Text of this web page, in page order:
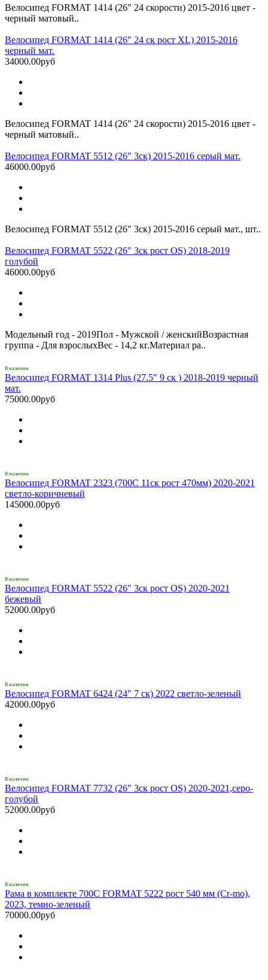
Велосипед FORMAT 1414 (26" 24 скорости) 2015-2016 цвет -
черный матовый..
Велосипед FORMAT 1414 (26" 24 ск рост XL) 2015-2016
черный мат.
34000.00руб
Велосипед FORMAT 1414 (26" 24 скорости) 2015-2016 цвет -
черный матовый..
Велосипед FORMAT 5512 (26" 3ск) 2015-2016 серый мат.
46000.00руб
Велосипед FORMAT 5512 (26" 3ск) 2015-2016 серый мат., шт..
Велосипед FORMAT 5522 (26" 3ск рост OS) 2018-2019
голубой
46000.00руб
Модельный год - 2019Пол - Мужской / женскийВозрастная
группа - Для взрослыхВес - 14,2 кг.Материал ра..
В наличии
Велосипед FORMAT 1314 Plus (27.5" 9 ск ) 2018-2019 черный
мат.
75000.00руб
В наличии
Велосипед FORMAT 2323 (700С 11ск рост 470мм) 2020-2021
светло-коричневый
145000.00руб
В наличии
Велосипед FORMAT 5522 (26" 3ск рост OS) 2020-2021
бежевый
52000.00руб
В наличии
Велосипед FORMAT 6424 (24" 7 ск) 2022 светло-зеленый
42000.00руб
В наличии
Велосипед FORMAT 7732 (26" 3ск рост OS) 2020-2021,серо-
голубой
52000.00руб
В наличии
Рама в комплекте 700C FORMAT 5222 рост 540 мм (Cr-mo),
2023, темно-зеленый
70000.00руб